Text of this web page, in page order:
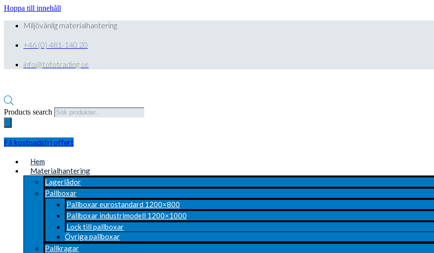
Hoppa till innehåll
Miljövänlig materialhantering
+46 (0) 481-140 20
info@tofotrading.se
Products search
Få kostnadsfri offert
Hem
Materialhantering
Lagerlådor
Pallboxar
Pallboxar eurostandard 1200×800
Pallboxar industrimodell 1200×1000
Lock till pallboxar
Övriga pallboxar
Pallkragar